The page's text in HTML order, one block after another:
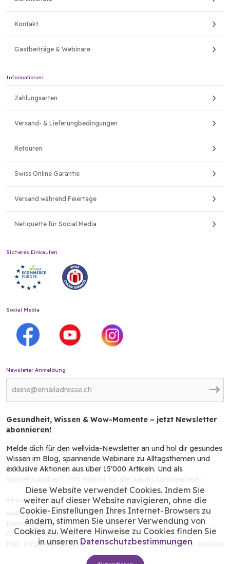
Diese Website verwendet Cookies. Indem Sie
weiter auf dieser Website navigieren, ohne die
Cookie-Einstellungen Ihres Internet-Browsers zu
ändern, stimmen Sie unserer Verwendung von
Cookies zu. Weitere Hinweise zu Cookies finden Sie
in unseren Datenschutzbestimmungen
Kontakt
Gastbeiträge & Webinare
Informationen
Zahlungsarten
Versand- & Lieferungbedingungen
Retouren
Swiss Online Garantie
Versand während Feiertage
Netiquette für Social Media
Sicheres Einkaufen
Social Media
Newsletter Anmeldung
Gesundheit, Wissen & Wow-Momente – jetzt Newsletter
abonnieren!
Melde dich für den wellvida-Newsletter an und hol dir gesundes
Wissen im Blog, spannende Webinare zu Alltagsthemen und
exklusive Aktionen aus über 15’000 Artikeln. Und als
Adresse
wellvida AG
Bernstrasse 3
CH - 3054 Schüpfen
info@wellvida.ch ©2026 wellvida